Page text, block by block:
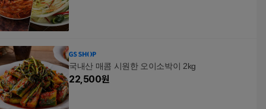
국내산 매콤 시원한 오이소박이 2kg
22,500원